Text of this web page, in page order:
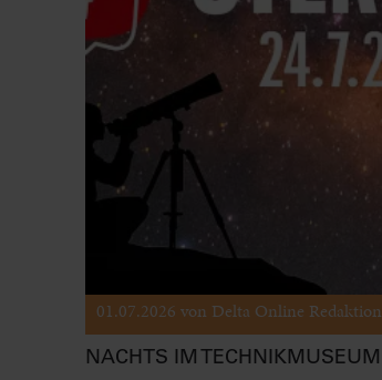
01.07.2026 von Delta Online Redaktion
NACHTS IM TECHNIKMUSEUM